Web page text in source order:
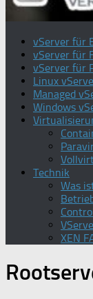
vServer für
vServer für
vServer für
Linux
Managed
Windows
Technik
Was
XEN